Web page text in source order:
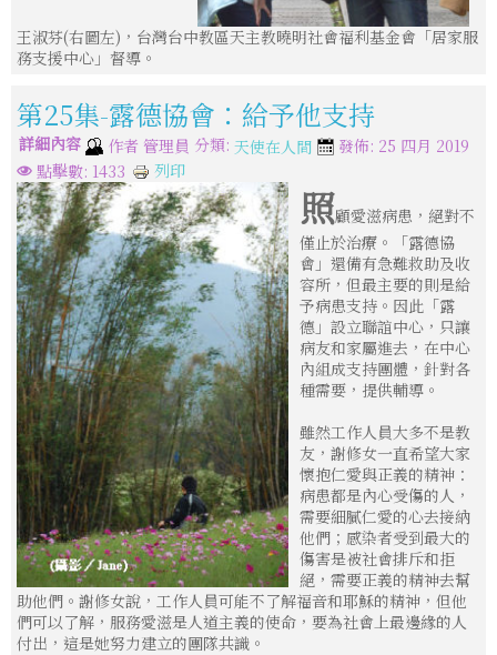
王淑芬(右圖左)，台灣台中教區天主教曉明社會福利基金會「居家服
務支援中心」督導。
第25集-露德協會：給予他支持
詳細內容 作者 管理員 分類: 天使在人間
發佈: 25 四月 2019
點擊數: 1433
列印
照顧愛滋病患，絕對不
僅止於治療。「露德協
會」還備有急難救助及收
容所，但最主要的則是給
予病患支持。因此「露
德」設立聯誼中心，只讓
病友和家屬進去，在中心
內組成支持團體，針對各
種需要，提供輔導。
雖然工作人員大多不是教
友，謝修女一直希望大家
懷抱仁愛與正義的精神：
病患都是內心受傷的人，
需要細膩仁愛的心去接納
他們；感染者受到最大的
傷害是被社會排斥和拒
絕，需要正義的精神去幫
助他們。謝修女說，工作人員可能不了解福音和耶穌的精神，但他
們可以了解，服務愛滋是人道主義的使命，要為社會上最邊緣的人
付出，這是她努力建立的團隊共識。